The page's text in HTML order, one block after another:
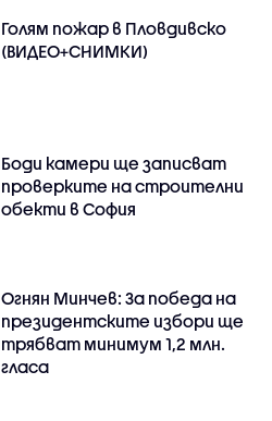
Голям пожар в Пловдивско
(ВИДЕО+СНИМКИ)
Боди камери ще записват
проверките на строителни
обекти в София
Огнян Минчев: За победа на
президентските избори ще
трябват минимум 1,2 млн.
гласа